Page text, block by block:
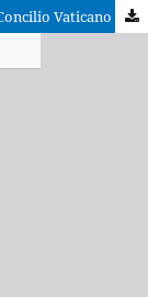
Vaticano II